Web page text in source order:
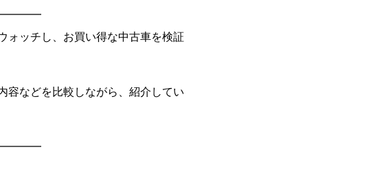
ッチし、お買い得な中古車を検証
などを比較しながら、紹介してい